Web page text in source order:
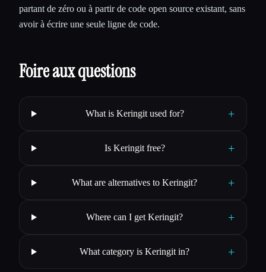
partant de zéro ou à partir de code open source existant, sans
avoir à écrire une seule ligne de code.
Foire aux questions
What is Keringit used for? +
Is Keringit free? +
What are alternatives to Keringit? +
Where can I get Keringit? +
What category is Keringit in? +